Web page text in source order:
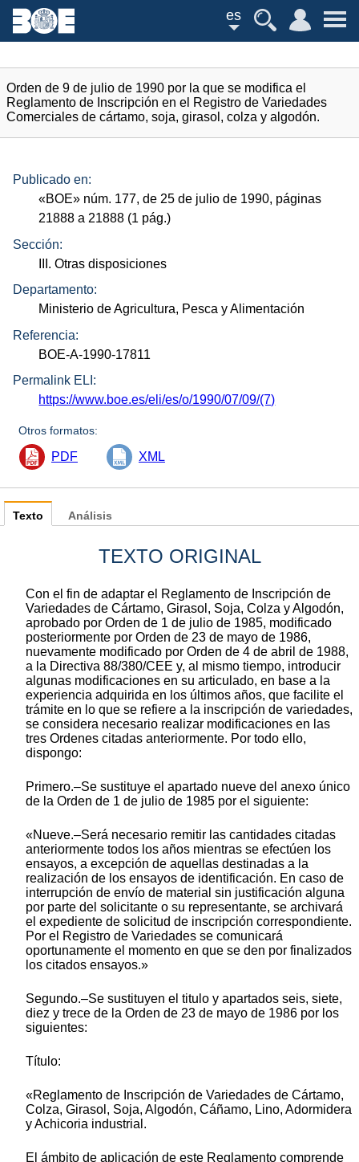
es
Orden de 9 de julio de 1990 por la que se modifica el
Reglamento de Inscripción en el Registro de Variedades
Comerciales de cártamo, soja, girasol, colza y algodón.
Publicado en:
«BOE» núm. 177, de 25 de julio de 1990, páginas
21888 a 21888 (1 pág.)
Sección:
III. Otras disposiciones
Departamento:
Ministerio de Agricultura, Pesca y Alimentación
Referencia:
BOE-A-1990-17811
Permalink ELI:
https://www.boe.es/eli/es/o/1990/07/09/(7)
Otros formatos:
PDF XML
Texto
TEXTO ORIGINAL
Con el fin de adaptar el Reglamento de Inscripción de
Variedades de Cártamo, Girasol, Soja, Colza y Algodón,
aprobado por Orden de 1 de julio de 1985, modificado
posteriormente por Orden de 23 de mayo de 1986,
nuevamente modificado por Orden de 4 de abril de 1988,
a la Directiva 88/380/CEE y, al mismo tiempo, introducir
algunas modificaciones en su articulado, en base a la
experiencia adquirida en los últimos años, que facilite el
trámite en lo que se refiere a la inscripción de variedades,
se considera necesario realizar modificaciones en las
tres Ordenes citadas anteriormente. Por todo ello,
dispongo:
Primero.–Se sustituye el apartado nueve del anexo único
de la Orden de 1 de julio de 1985 por el siguiente:
«Nueve.–Será necesario remitir las cantidades citadas
anteriormente todos los años mientras se efectúen los
ensayos, a excepción de aquellas destinadas a la
realización de los ensayos de identificación. En caso de
interrupción de envío de material sin justificación alguna
por parte del solicitante o su representante, se archivará
el expediente de solicitud de inscripción correspondiente.
Por el Registro de Variedades se comunicará
oportunamente el momento en que se den por finalizados
los citados ensayos.»
Segundo.–Se sustituyen el titulo y apartados seis, siete,
diez y trece de la Orden de 23 de mayo de 1986 por los
siguientes:
Título:
«Reglamento de Inscripción de Variedades de Cártamo,
Colza, Girasol, Soja, Algodón, Cáñamo, Lino, Adormidera
y Achicoria industrial.
El ámbito de aplicación de este Reglamento comprende
Análisis